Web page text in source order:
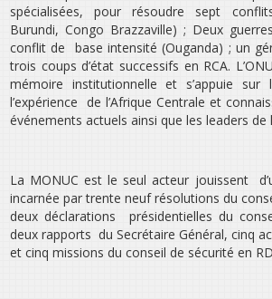
spécialisées, pour résoudre sept
Burundi, Congo Brazzaville) ; Deux
conflit de base intensité (Ouganda) ; un
trois coups d’état successifs en RCA.
mémoire institutionnelle et s’appuie
l’expérience de l’Afrique Centrale et
événements actuels ainsi que les leaders de
La MONUC est le seul acteur jouissent
incarnée par trente neuf résolutions du
deux déclarations présidentielles du
deux rapports du Secrétaire Général, cinq
et cinq missions du conseil de sécurité en